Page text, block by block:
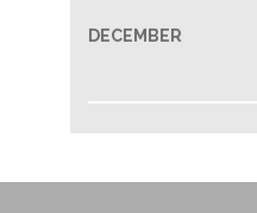
DECEMBER